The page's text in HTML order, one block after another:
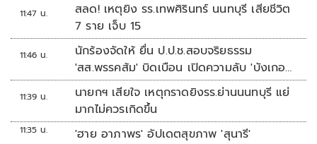
11:47 น.
สลด! เหตุยิง รร.เทพศิรินทร์ นนทบุรี เสียชีวิต
7 ราย เจ็บ 15
11:46 น.
นักร้องจัดให้ ยื่น ป.ป.ช.สอบจริยธรรม
'สส.พรรคส้ม' บิดเบือน เปิดความลับ 'บังเกอร์
ทหาร'
11:39 น.
นายกฯ เสียใจ เหตุกราดยิงรร.ย่านนนทบุรี แย่
มากไม่ควรเกิดขึ้น
11:35 น. 'ฮาย อาภาพร' อัปเดตสุขภาพ 'สุนารี'